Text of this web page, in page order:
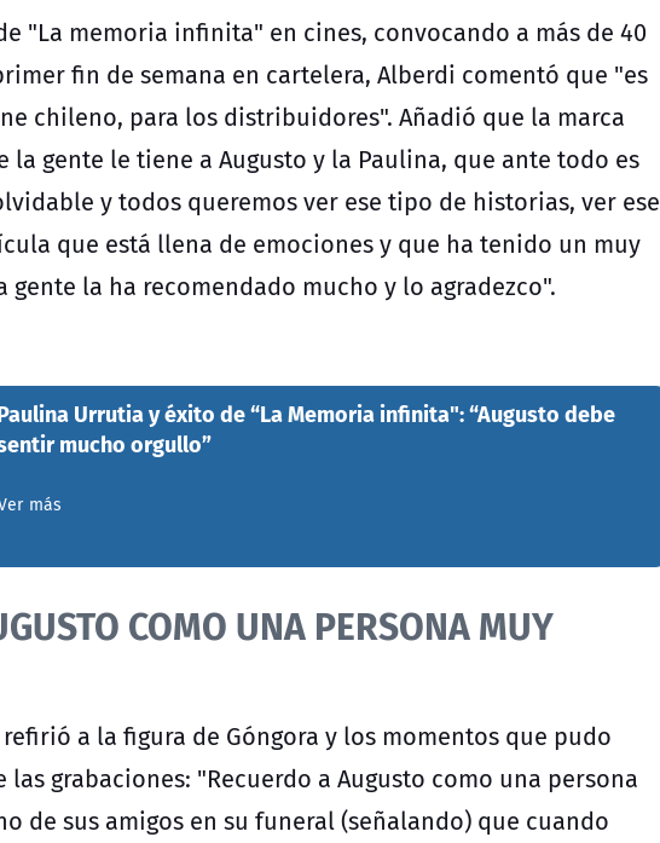
"La memoria infinita" en cines, convocando a más de 40
fin de semana en cartelera, Alberdi comentó que "es
chileno, para los distribuidores". Añadió que la marca
la gente le tiene a Augusto y la Paulina, que ante todo es
y todos queremos ver ese tipo de historias, ver ese
que está llena de emociones y que ha tenido un muy
gente la ha recomendado mucho y lo agradezco".
Urrutia y éxito de “La Memoria infinita": “Augusto debe
mucho orgullo”
más
COMO UNA PERSONA MUY
a la figura de Góngora y los momentos que pudo
grabaciones: "Recuerdo a Augusto como una persona
de sus amigos en su funeral (señalando) que cuando